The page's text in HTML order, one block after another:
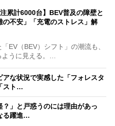
注累計6000台】BEV普及の障壁と
の不安」「充電のストレス」解
EV（BEV）シフト」の潮流も、
うに見える。…
アな状況で実感した「フォレスタ
スト…
」と戸惑うのには理由があっ
る躍進…